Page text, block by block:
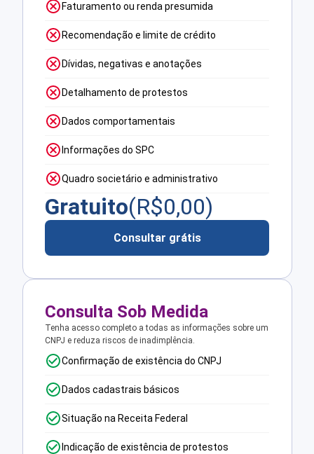
Faturamento ou renda presumida
Recomendação e limite de crédito
Dívidas, negativas e anotações
Detalhamento de protestos
Dados comportamentais
Informações do SPC
Quadro societário e administrativo
Gratuito(R$0,00)
Consultar grátis
Consulta Sob Medida
Tenha acesso completo a todas as informações sobre um
CNPJ e reduza riscos de inadimplência.
Confirmação de existência do CNPJ
Dados cadastrais básicos
Situação na Receita Federal
Indicação de existência de protestos